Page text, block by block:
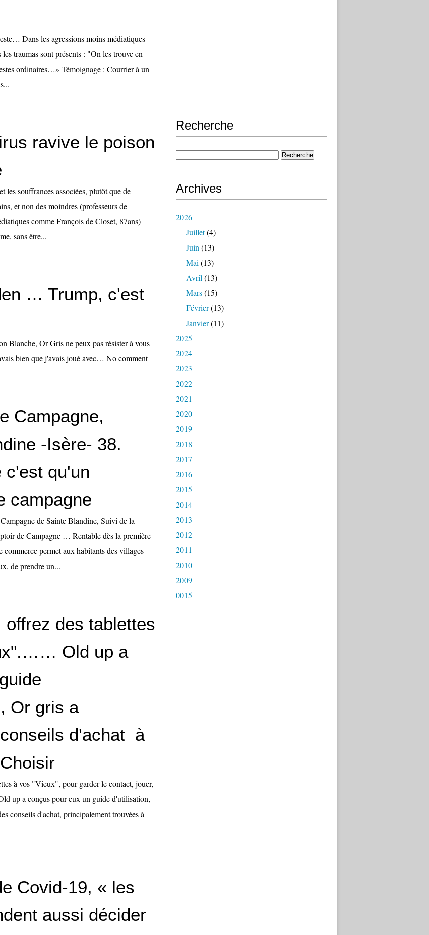
Dans les agressions moins médiatiques
traumas sont présents : "On les trouve en
ordinaires…» Témoignage : Courrier à un
ravive le poison
les souffrances associées, plutôt que de
et non des moindres (professeurs de
comme François de Closet, 87ans)
sans être...
… Trump, c'est
Blanche, Or Gris ne peux pas résister à vous
bien que j'avais joué avec… No comment
Campagne,
-Isère- 38.
qu'un
campagne
de Sainte Blandine, Suivi de la
de Campagne … Rentable dès la première
commerce permet aux habitants des villages
de prendre un...
offrez des tablettes
Old up a
Or gris a
d'achat à
à vos "Vieux", pour garder le contact, jouer,
up a conçus pour eux un guide d'utilisation,
conseils d'achat, principalement trouvées à
Covid-19, « les
aussi décider
Recherche
Archives
2026
Juillet(4)
Juin (13)
Mai (13)
Avril (13)
Mars(15)
Février(13)
Janvier(11)
2025
2024
2023
2022
2021
2020
2019
2018
2017
2016
2015
2014
2013
2012
2011
2010
2009
0015